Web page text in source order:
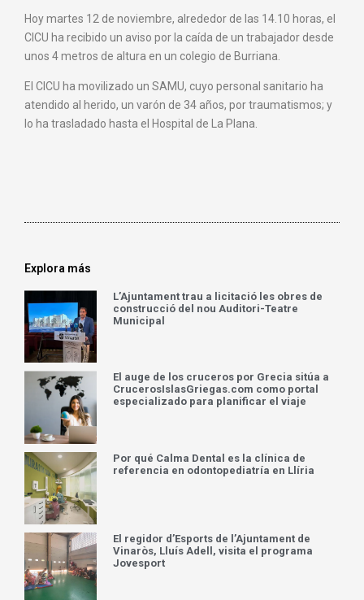
Hoy martes 12 de noviembre, alrededor de las 14.10 horas, el
CICU ha recibido un aviso por la caída de un trabajador desde
unos 4 metros de altura en un colegio de Burriana.
El CICU ha movilizado un SAMU, cuyo personal sanitario ha
atendido al herido, un varón de 34 años, por traumatismos; y
lo ha trasladado hasta el Hospital de La Plana.
Explora más
L’Ajuntament trau a licitació les obres de
construcció del nou Auditori-Teatre
Municipal
El auge de los cruceros por Grecia sitúa a
CrucerosIslasGriegas.com como portal
especializado para planificar el viaje
Por qué Calma Dental es la clínica de
referencia en odontopediatría en Llíria
El regidor d’Esports de l’Ajuntament de
Vinaròs, Lluís Adell, visita el programa
Jovesport